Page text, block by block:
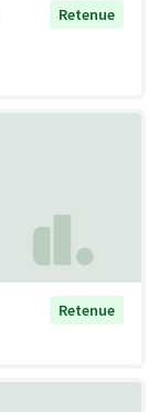
Retenue
Retenue